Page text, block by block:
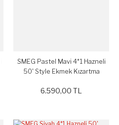
SMEG Pastel Mavi 4*1 Hazneli
50' Style Ekmek Kızartma
6.590,00 TL